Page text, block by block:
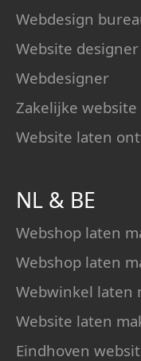
Webdesign
Website designer
Webdesigner
Zakelijke
Website laten
NL & BE
Webshop laten
Webshop laten
Webwinkel laten
Website laten
Eindhoven